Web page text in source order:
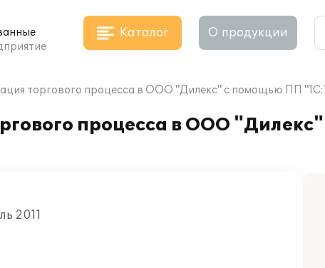
Каталог О продукции
торгового процесса в ООО "Дилекс" с помощью ПП
процесса в ООО
2011